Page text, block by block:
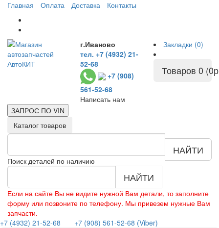
Главная Оплата Доставка Контакты
г.Иваново
тел. +7 (4932) 21-
52-68
+7 (908)
561-52-68
Написать нам
Закладки (0)
Товаров 0
ЗАПРОС ПО VIN
Каталог товаров
Поиск деталей по наличию
НАЙТИ
НАЙТИ
Если на сайте Вы не видите нужной Вам детали, то заполните
форму или позвоните по телефону. Мы привезем нужные Вам
запчасти.
+7 (4932) 21-52-68
+7 (908) 561-52-68 (Viber)